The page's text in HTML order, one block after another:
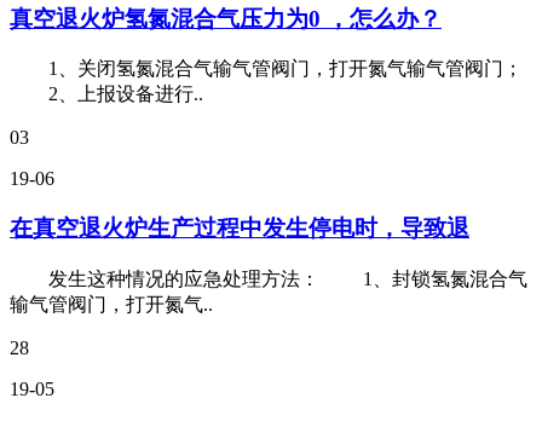
真空退火炉氢氮混合气压力为0 ，怎么办？
1、关闭氢氮混合气输气管阀门，打开氮气输气管阀门；
2、上报设备进行..
03
19-06
在真空退火炉生产过程中发生停电时，导致退
发生这种情况的应急处理方法： 1、封锁氢氮混合气
输气管阀门，打开氮气..
28
19-05